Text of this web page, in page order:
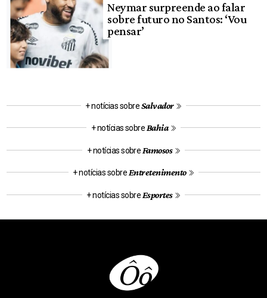
Neymar surpreende ao falar
sobre futuro no Santos: ‘Vou
pensar’
+ notícias sobreSalvador
+ notícias sobre Bahia
+ notícias sobre Famosos
+ notícias sobre Entretenimento
+ notícias sobre Esportes